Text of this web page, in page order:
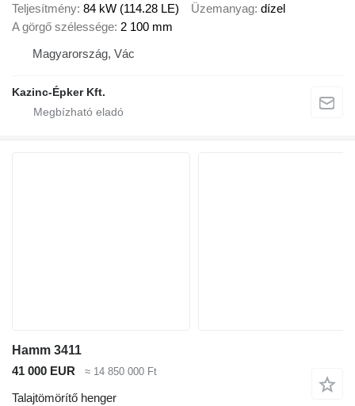
Teljesítmény 84 kW (114.28 LE) Üzemanyag dízel
A görgő szélessége 2 100 mm
Magyarország, Vác
Kazinc-Épker Kft.
Hamm 3411
41 000 EUR
≈ 14 850 000 Ft
Talajtömörítő henger